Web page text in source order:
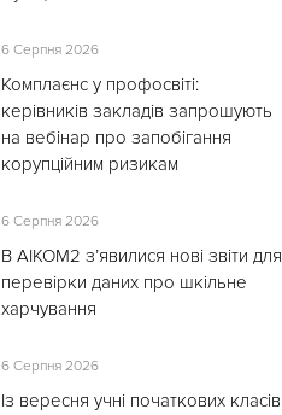
6 Серпня 2026
Комплаєнс у профосвіті:
керівників закладів запрошують
на вебінар про запобігання
корупційним ризикам
6 Серпня 2026
В АІКОМ2 з’явилися нові звіти для
перевірки даних про шкільне
харчування
6 Серпня 2026
Із вересня учні початкових класів